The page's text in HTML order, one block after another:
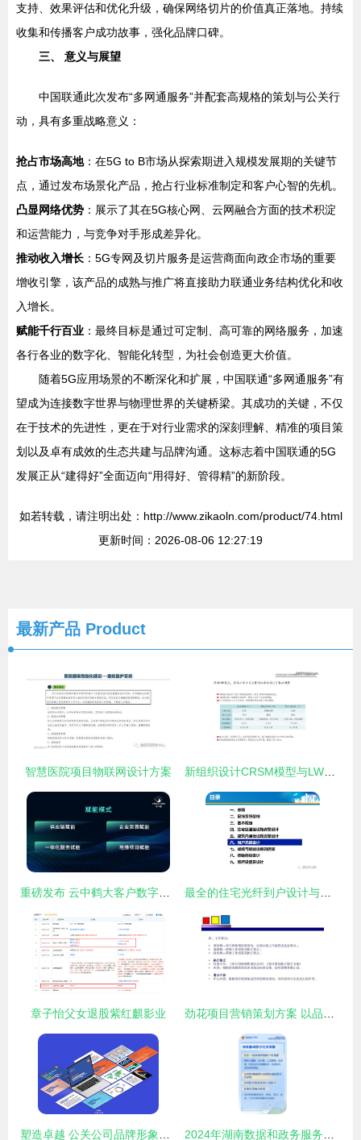
支持、效果评估和优化升级，确保网络切片的价值真正落地。持续
收集和传播客户成功故事，强化品牌口碑。
三、 意义与展望
中国联通此次发布“多网通服务”并配套高规格的策划与公关行
动，具有多重战略意义：
抢占市场高地：在5G to B市场从探索期进入规模发展期的关键节
点，通过发布场景化产品，抢占行业标准制定和客户心智的先机。
凸显网络优势 ：展示了其在5G核心网、云网融合方面的技术积淀
和运营能力，与竞争对手形成差异化。
推动收入增长 ：5G专网及切片服务是运营商面向政企市场的重要
增收引擎，该产品的成熟与推广将直接助力联通业务结构优化和收
入增长。
赋能千行百业 ：最终目标是通过可定制、高可靠的网络服务，加速
各行各业的数字化、智能化转型，为社会创造更大价值。
随着5G应用场景的不断深化和扩展，中国联通“多网通服务”有
望成为连接数字世界与物理世界的关键桥梁。其成功的关键，不仅
在于技术的先进性，更在于对行业需求的深刻理解、精准的项目策
划以及卓有成效的生态共建与品牌沟通。这标志着中国联通的5G
发展正从“建得好”全面迈向“用得好、管得精”的新阶段。
如若转载，请注明出处：http://www.zikaoln.com/product/74.html
更新时间：2026-08-06 12:27:19
最新产品 Product
智慧医院项目物联网设计方案
章子怡父女退股紫红麒影业